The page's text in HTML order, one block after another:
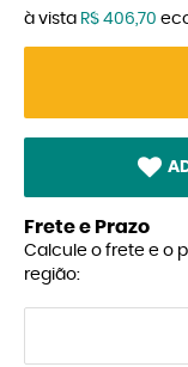
à vista R$ 406,70
Frete e Prazo
Calcule o frete e o
região: